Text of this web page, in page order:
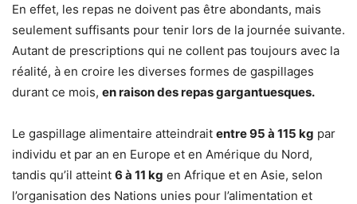
En effet, les repas ne doivent pas être abondants, mais
seulement suffisants pour tenir lors de la journée suivante.
Autant de prescriptions qui ne collent pas toujours avec la
réalité, à en croire les diverses formes de gaspillages
durant ce mois, en raison des repas gargantuesques.
Le gaspillage alimentaire atteindrait entre 95 à 115 kg par
individu et par an en Europe et en Amérique du Nord,
tandis qu’il atteint 6 à 11 kg en Afrique et en Asie, selon
l’organisation des Nations unies pour l’alimentation et